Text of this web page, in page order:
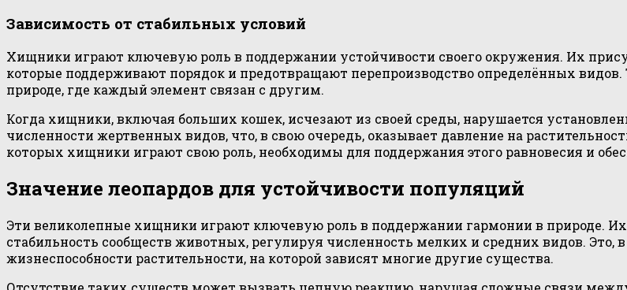
Зависимость от стабильных условий
Хищники играют ключевую роль в поддержании устойчивости своего окружения. Их
которые поддерживают порядок и предотвращают перепроизводство определённых
природе, где каждый элемент связан с другим.
Когда хищники, включая больших кошек, исчезают из своей среды, нарушается
численности жертвенных видов, что, в свою очередь, оказывает давление на
которых хищники играют свою роль, необходимы для поддержания этого равновесия и
Значение леопардов для устойчивости популяций
Эти великолепные хищники играют ключевую роль в поддержании гармонии в природе.
стабильность сообществ животных, регулируя численность мелких и средних видов. Это,
жизнеспособности растительности, на которой зависят многие другие существа.